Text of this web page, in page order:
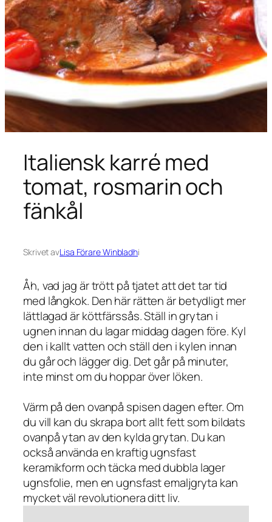
Italiensk karré med
tomat, rosmarin och
fänkål
Skrivet avLisa Förare Winbladhi
Åh, vad jag är trött på tjatet att det tar tid
med långkok. Den här rätten är betydligt mer
lättlagad är köttfärssås. Ställ in grytan i
ugnen innan du lagar middag dagen före. Kyl
den i kallt vatten och ställ den i kylen innan
du går och lägger dig. Det går på minuter,
inte minst om du hoppar över löken.
Värm på den ovanpå spisen dagen efter. Om
du vill kan du skrapa bort allt fett som bildats
ovanpå ytan av den kylda grytan. Du kan
också använda en kraftig ugnsfast
keramikform och täcka med dubbla lager
ugnsfolie, men en ugnsfast emaljgryta kan
mycket väl revolutionera ditt liv.